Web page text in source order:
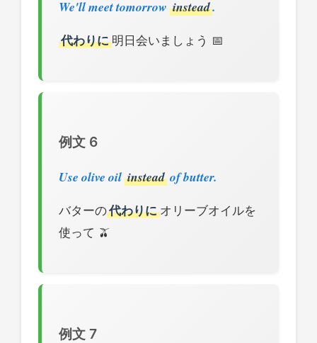
We'll meet tomorrow instead.
代わりに明日会いましょう 📅
例文 6
Use olive oil instead of butter.
バターの代わりにオリーブオイルを
使って 🫒
例文 7